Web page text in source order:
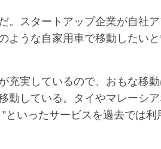
。スタートアップ企業が自社
ような自家用車で移動したい
充実しているので、おもな移
動している。タイやマレーシ
といったサービスを過去では利